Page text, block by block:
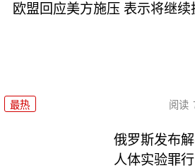
欧盟回应美方施压 表示将继
最热 阅读
俄罗斯发布
人体实验罪行